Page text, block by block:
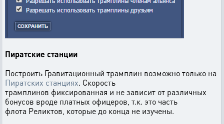
Пиратские станции
Построить Гравитационный трамплин возможно только на
Пиратских станциях. Скорость
трамплинов фиксированная и не зависит от различных
бонусов вроде платных офицеров, т.к. это часть
флота Реликтов, которые до конца не изучены.